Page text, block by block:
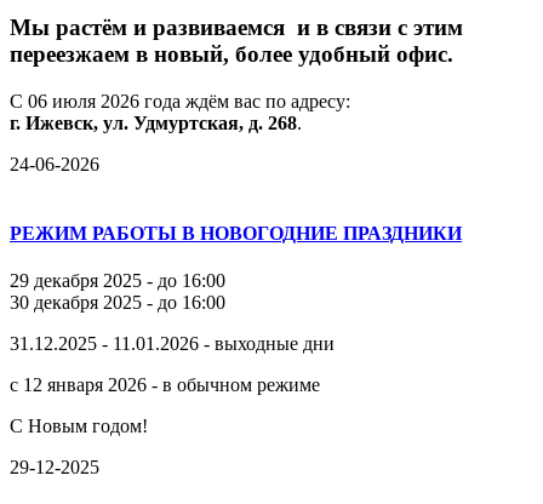
Мы растём и развиваемся и в связи с этим
переезжаем в новый, более удобный офис.
С 06 июля 2026 года ждём вас по адресу:
г. Ижевск, ул. Удмуртская, д. 268.
24-06-2026
РЕЖИМ РАБОТЫ В НОВОГОДНИЕ ПРАЗДНИКИ
29 декабря 2025 - до 16:00
30 декабря 2025 - до 16:00
31.12.2025 - 11.01.2026 - выходные дни
с 12 января 2026 - в обычном режиме
С Новым годом!
29-12-2025